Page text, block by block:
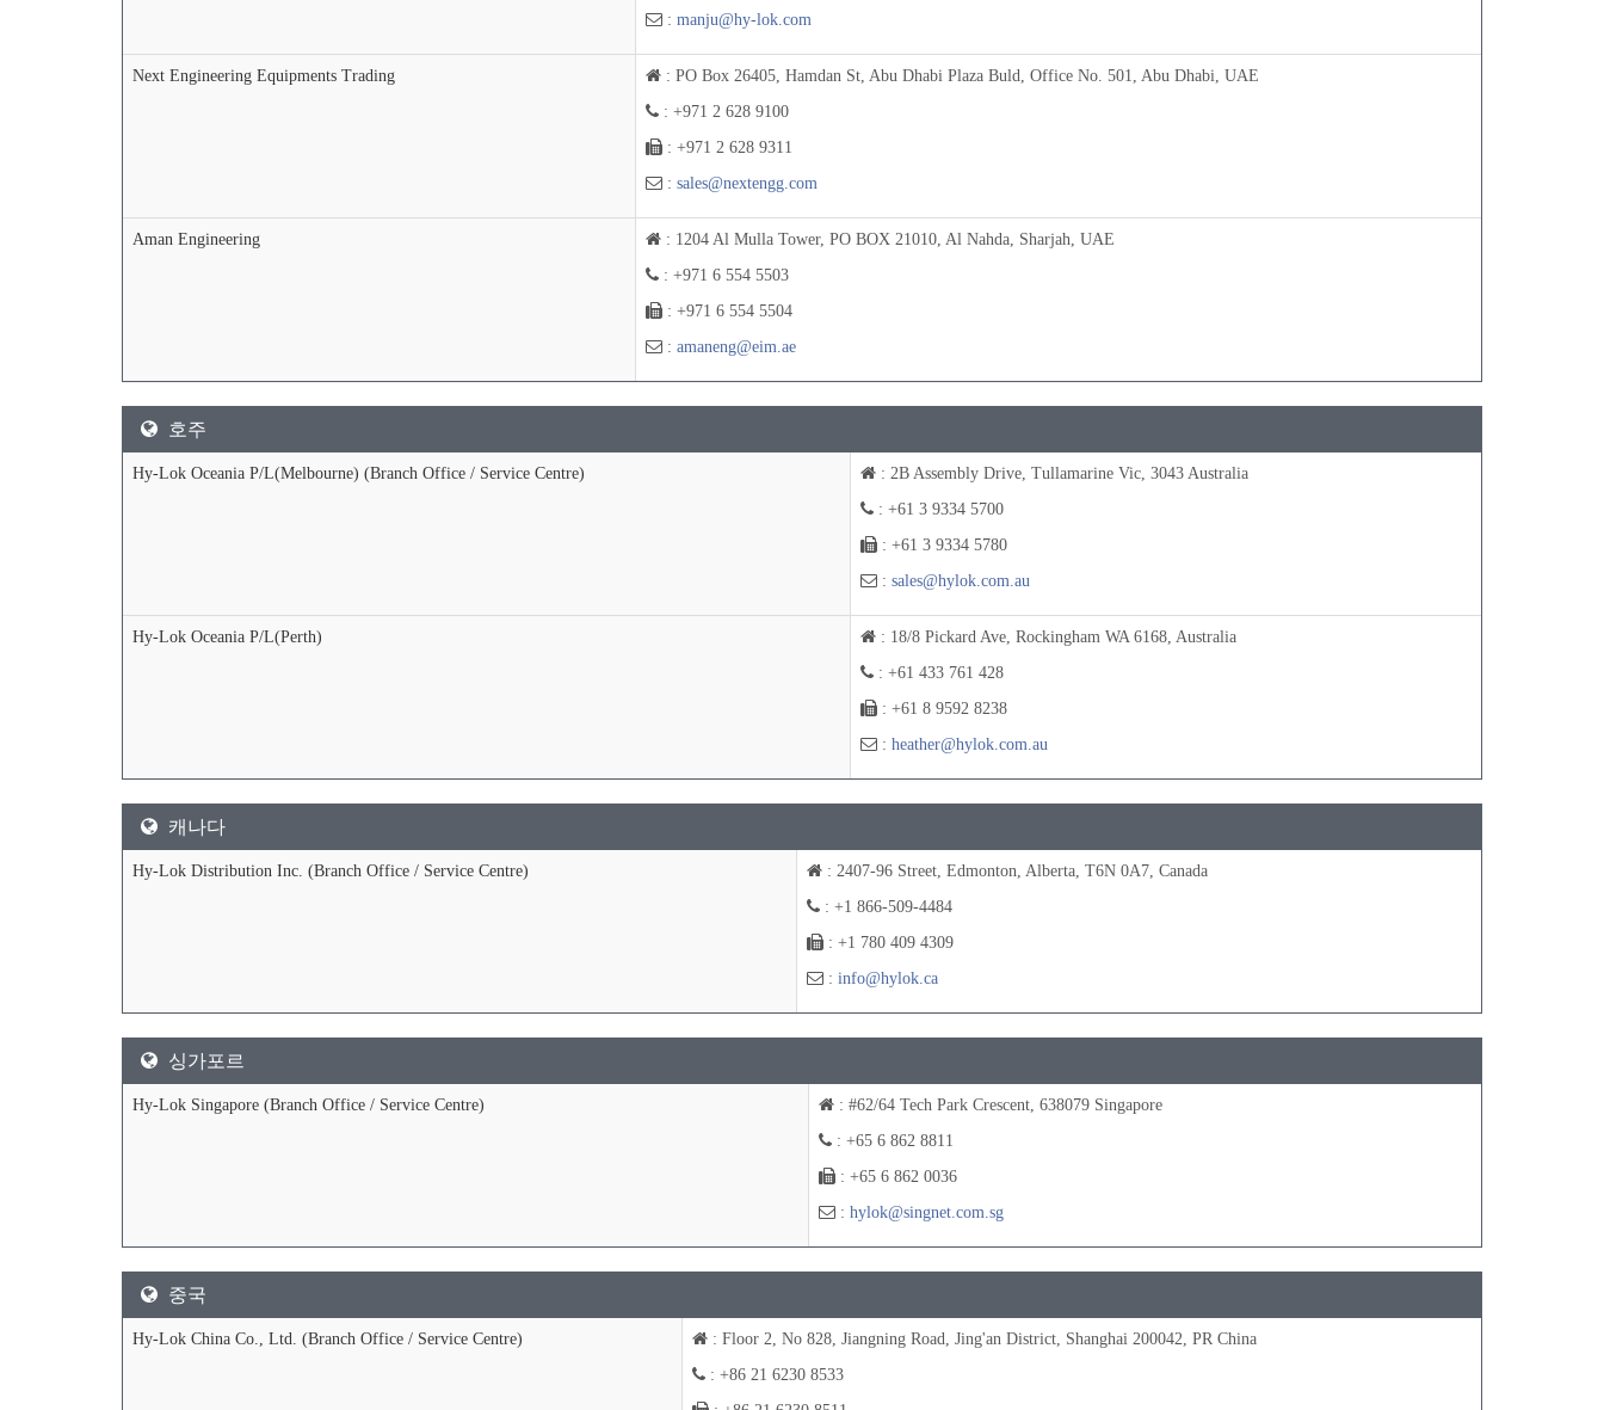
: manju@hy-lok.com
Next Engineering Equipments Trading
: PO Box 26405, Hamdan St, Abu Dhabi Plaza Buld, Office No. 501, Abu Dhabi, UAE
: +971 2 628 9100
: +971 2 628 9311
: sales@nextengg.com
Aman Engineering
: 1204 Al Mulla Tower, PO BOX 21010, Al Nahda, Sharjah, UAE
: +971 6 554 5503
: +971 6 554 5504
: amaneng@eim.ae
호주
Hy-Lok Oceania P/L(Melbourne) (Branch Office / Service Centre)
: 2B Assembly Drive, Tullamarine Vic, 3043 Australia
: +61 3 9334 5700
: +61 3 9334 5780
: sales@hylok.com.au
Hy-Lok Oceania P/L(Perth)
: 18/8 Pickard Ave, Rockingham WA 6168, Australia
: +61 433 761 428
: +61 8 9592 8238
: heather@hylok.com.au
캐나다
Hy-Lok Distribution Inc. (Branch Office / Service Centre)
: 2407-96 Street, Edmonton, Alberta, T6N 0A7, Canada
: +1 866-509-4484
: +1 780 409 4309
: info@hylok.ca
싱가포르
Hy-Lok Singapore (Branch Office / Service Centre)
: #62/64 Tech Park Crescent, 638079 Singapore
: +65 6 862 8811
: +65 6 862 0036
: hylok@singnet.com.sg
중국
Hy-Lok China Co., Ltd. (Branch Office / Service Centre)
: Floor 2, No 828, Jiangning Road, Jing'an District, Shanghai 200042, PR China
: +86 21 6230 8533